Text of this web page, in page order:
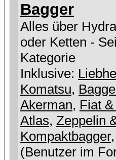
Bagger
Alles über
oder Ketten -
Kategorie
Inklusive:
Komatsu,
Akerman, Fiat
Atlas, Zeppelin
Kompaktbagger,
(Benutzer im